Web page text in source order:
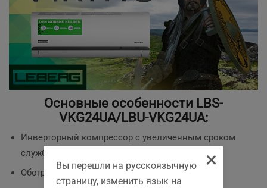
Основные особенности LBS-
VKG24UA/LBU-VKG24UA:
Инверторный компрессор с увеличенным сроком
службы;
Обогрев до -15 °С наружной температуры;
×
Вы перешли на русскоязычную
страницу, изменить язык на